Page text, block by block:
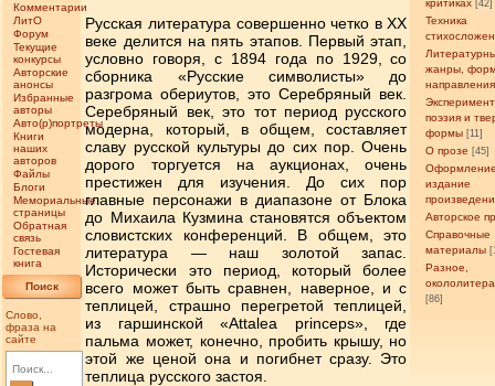
Комментарии
ЛитО
Форум
Текущие
конкурсы
Авторские
анонсы
Избранные
авторы
Авто(р)портреты
Книги
наших
авторов
Файлы
Блоги
Мемориальные
страницы
Обратная
связь
Гостевая
книга
Поиск
Слово,
фраза на
сайте
критиках [42]
Техника
жанры,
направления
поэзия и
формы [11]
О прозе [45]
издание
Авторское
Справочные
материалы
Разное,
[86]
Русская литература совершенно четко в ХХ
веке делится на пять этапов. Первый этап,
условно говоря, с 1894 года по 1929, со
сборника «Русские символисты» до
разгрома обериутов, это Серебряный век.
Серебряный век, это тот период русского
модерна, который, в общем, составляет
славу русской культуры до сих пор. Очень
дорого торгуется на аукционах, очень
престижен для изучения. До сих пор
главные персонажи в диапазоне от Блока
до Михаила Кузмина становятся объектом
словистских конференций. В общем, это
литература — наш золотой запас.
Исторически это период, который более
всего может быть сравнен, наверное, и с
теплицей, страшно перегретой теплицей,
из гаршинской «Attalea princeps», где
пальма может, конечно, пробить крышу, но
этой же ценой она и погибнет сразу. Это
теплица русского застоя.